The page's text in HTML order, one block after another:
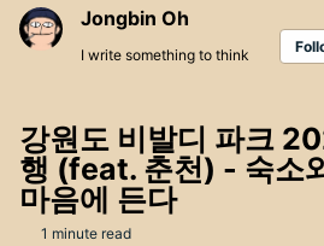
Jongbin Oh
I write something to think
강원도 비발디 파크
행 (feat. 춘천) - 숙소
마음에 든다
1 minute read